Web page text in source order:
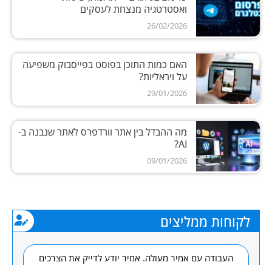
ואסטרטגיה מנצחת לעסקים
26/02/2026
האם כמות התוכן בפוסט בפייסבוק משפיעה
על ויראליות?
29/01/2026
מה ההבדל בין אתר וורדפרס לאתר שנבנה ב-
AI?
09/01/2026
לקוחות ממליצים
העבודה עם אמיר מעולה. אמיר יודע לדייק את הצרכים